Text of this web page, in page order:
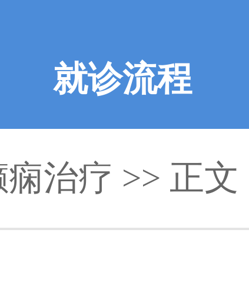
就诊流程
痫治疗 >> 正文